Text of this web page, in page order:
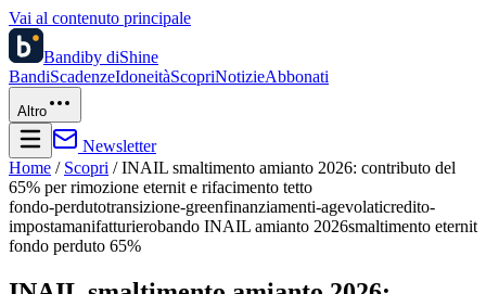
Vai al contenuto principale
Bandiby diShine
BandiScadenzeIdoneitàScopriNotizieAbbonati
Altro
Newsletter
Home / Scopri / INAIL smaltimento amianto 2026: contributo del
65% per rimozione eternit e rifacimento tetto
fondo-perdutotransizione-greenfinanziamenti-agevolaticredito-
impostamanifatturierobando INAIL amianto 2026smaltimento eternit
fondo perduto 65%